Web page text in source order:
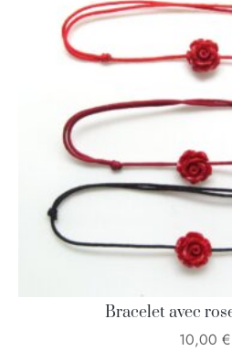
Bracelet avec
10,00 €